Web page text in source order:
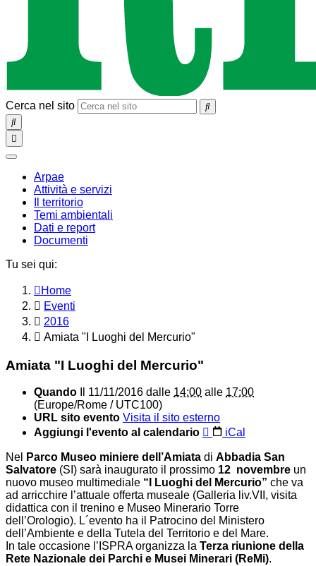
Cerca nel sito
SEARCH
Toggle
navigation
chiudi
Arpae
Attività e servizi
Il territorio
Temi ambientali
Dati e report
Documenti
Tu sei qui:
Home
Eventi
2016
Amiata "I Luoghi del Mercurio"
Amiata "I Luoghi del Mercurio"
Quando 11/11/2016 dalle 14:00 alle 17:00
(Europe/Rome / UTC100)
URL sito evento Visita il sito esterno
Aggiungi l'evento al calendario
iCal
Nel Parco Museo miniere dell’Amiata di Abbadia San
Salvatore (SI) sarà inaugurato il prossimo 12 novembre un
nuovo museo multimediale “I Luoghi del Mercurio” che va
ad arricchire l’attuale offerta museale (Galleria liv.VII, visita
didattica con il trenino e Museo Minerario Torre
dell’Orologio). L´evento ha il Patrocino del Ministero
dell’Ambiente e della Tutela del Territorio e del Mare.
In tale occasione l’ISPRA organizza la Terza riunione della
Rete Nazionale dei Parchi e Musei Minerari (ReMi).